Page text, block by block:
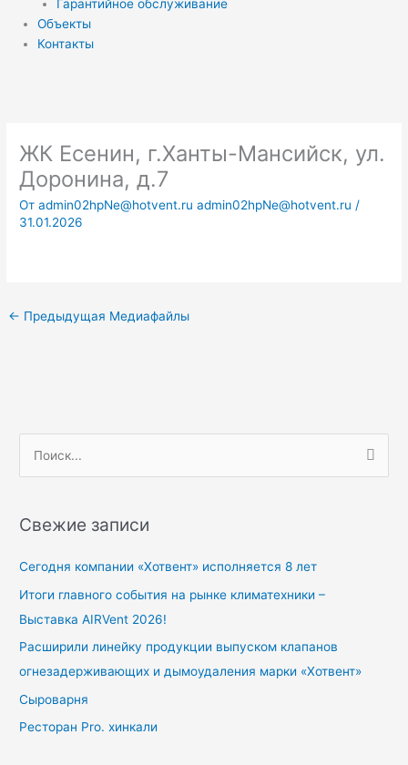
Гарантийное обслуживание
Объекты
Контакты
ЖК Есенин, г.Ханты-Мансийск, ул.
Доронина, д.7
Отadmin02hpNe@hotvent.ru admin02hpNe@hotvent.ru /
31.01.2026
← Предыдущая Медиафайлы
с
Свежие записи
Сегодня компании «Хотвент» исполняется 8 лет
Итоги главного события на рынке климатехники –
Выставка AIRVent 2026!
Расширили линейку продукции выпуском клапанов
огнезадерживающих и дымоудаления марки «Хотвент»
Сыроварня
Ресторан Pro. хинкали